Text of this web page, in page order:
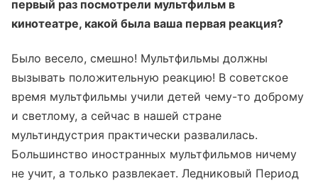
первый раз посмотрели мультфильм в
кинотеатре, какой была ваша первая реакция?
Было весело, смешно! Мультфильмы должны
вызывать положительную реакцию! В советское
время мультфильмы учили детей чему-то доброму
и светлому, а сейчас в нашей стране
мультиндустрия практически развалилась.
Большинство иностранных мультфильмов ничему
не учит, а только развлекает. Ледниковый Период